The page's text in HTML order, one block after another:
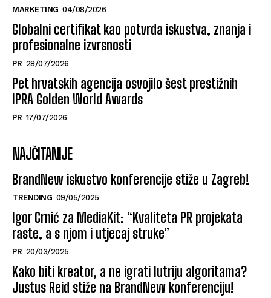
MARKETING 04/08/2026
Globalni certifikat kao potvrda iskustva, znanja i
profesionalne izvrsnosti
PR 28/07/2026
Pet hrvatskih agencija osvojilo šest prestižnih
IPRA Golden World Awards
PR 17/07/2026
NAJČITANIJE
BrandNew iskustvo konferencije stiže u Zagreb!
TRENDING 09/05/2025
Igor Crnić za MediaKit: “Kvaliteta PR projekata
raste, a s njom i utjecaj struke”
PR 20/03/2025
Kako biti kreator, a ne igrati lutriju algoritama?
Justus Reid stiže na BrandNew konferenciju!